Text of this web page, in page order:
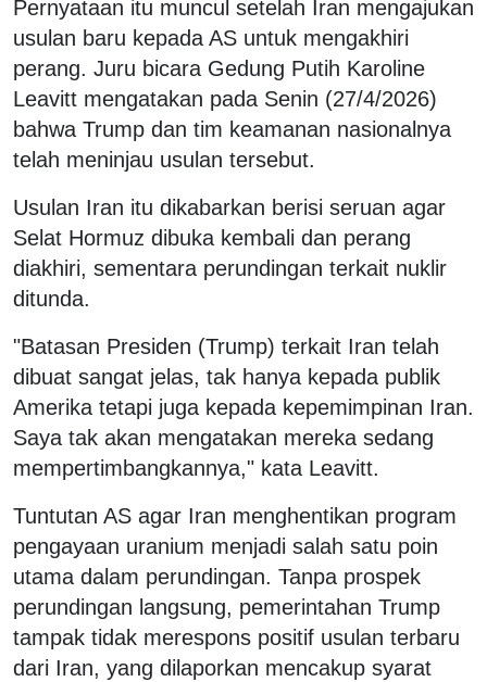
Pernyataan itu muncul setelah Iran mengajukan
usulan baru kepada AS untuk mengakhiri
perang. Juru bicara Gedung Putih Karoline
Leavitt mengatakan pada Senin (27/4/2026)
bahwa Trump dan tim keamanan nasionalnya
telah meninjau usulan tersebut.
Usulan Iran itu dikabarkan berisi seruan agar
Selat Hormuz dibuka kembali dan perang
diakhiri, sementara perundingan terkait nuklir
ditunda.
"Batasan Presiden (Trump) terkait Iran telah
dibuat sangat jelas, tak hanya kepada publik
Amerika tetapi juga kepada kepemimpinan Iran.
Saya tak akan mengatakan mereka sedang
mempertimbangkannya," kata Leavitt.
Tuntutan AS agar Iran menghentikan program
pengayaan uranium menjadi salah satu poin
utama dalam perundingan. Tanpa prospek
perundingan langsung, pemerintahan Trump
tampak tidak merespons positif usulan terbaru
dari Iran, yang dilaporkan mencakup syarat